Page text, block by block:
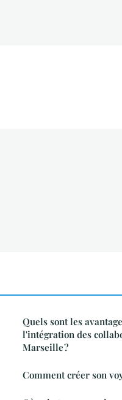
Quels sont les
l'intégration des
Marseille ?
Comment créer son